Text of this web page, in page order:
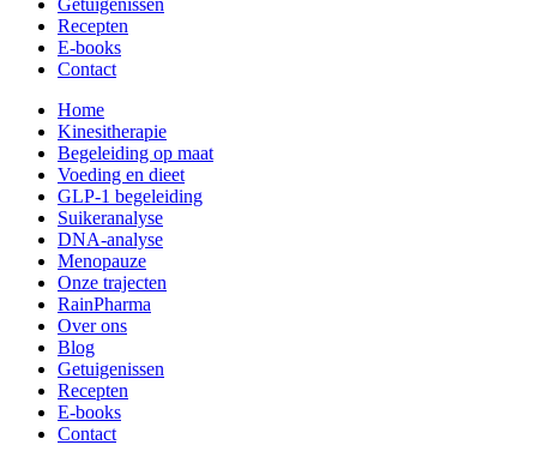
Getuigenissen
Recepten
E-books
Contact
Home
Kinesitherapie
Begeleiding op maat
Voeding en dieet
GLP-1 begeleiding
Suikeranalyse
DNA-analyse
Menopauze
Onze trajecten
RainPharma
Over ons
Blog
Getuigenissen
Recepten
E-books
Contact